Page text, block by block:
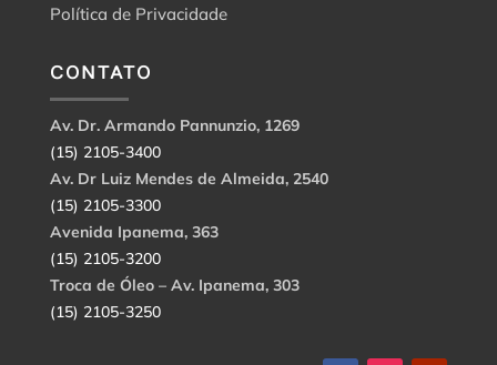
Política de Privacidade
CONTATO
Av. Dr. Armando Pannunzio, 1269
(15) 2105-3400
Av. Dr Luiz Mendes de Almeida, 2540
(15) 2105-3300
Avenida Ipanema, 363
(15) 2105-3200
Troca de Óleo – Av. Ipanema, 303
(15) 2105-3250